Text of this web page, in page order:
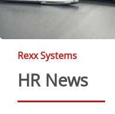
Rexx Systems
HR News